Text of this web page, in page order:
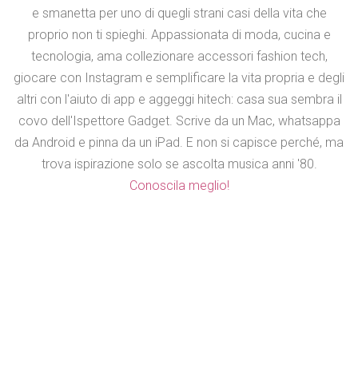
e smanetta per uno di quegli strani casi della vita che
proprio non ti spieghi. Appassionata di moda, cucina e
tecnologia, ama collezionare accessori fashion tech,
giocare con Instagram e semplificare la vita propria e degli
altri con l'aiuto di app e aggeggi hitech: casa sua sembra il
covo dell'Ispettore Gadget. Scrive da un Mac, whatsappa
da Android e pinna da un iPad. E non si capisce perché, ma
trova ispirazione solo se ascolta musica anni '80.
Conoscila meglio!